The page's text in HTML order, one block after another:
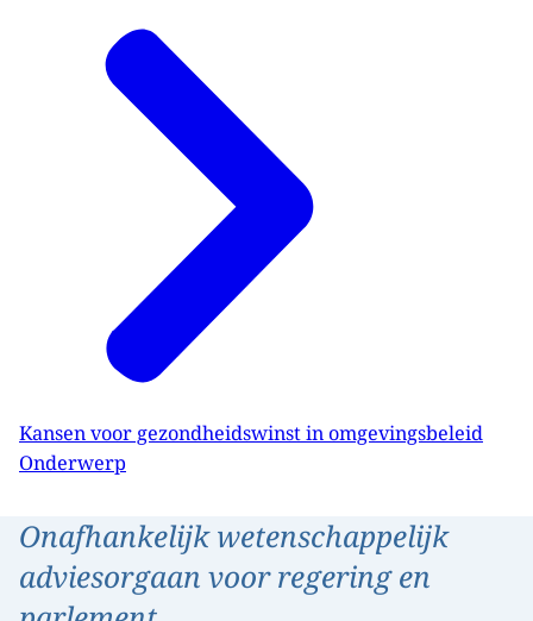
Kansen voor gezondheidswinst in omgevingsbeleid
Onderwerp
Onafhankelijk wetenschappelijk
adviesorgaan voor regering en